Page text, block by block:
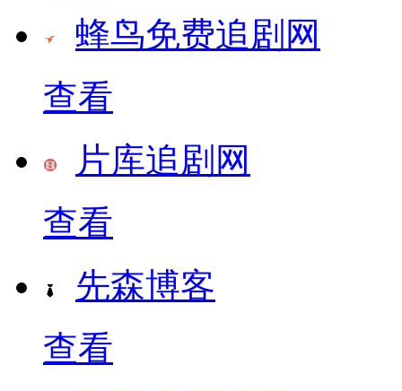
蜂鸟免费追剧网
查看
片库追剧网
查看
先森博客
查看